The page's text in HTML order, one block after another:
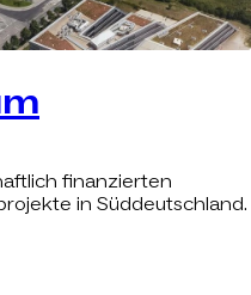
finanzierten
in Süddeutschland.